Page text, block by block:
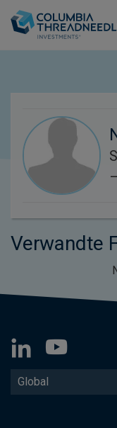
Verwandte
Global